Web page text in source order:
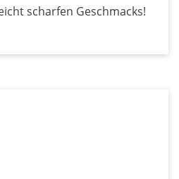
scharfen Geschmacks!